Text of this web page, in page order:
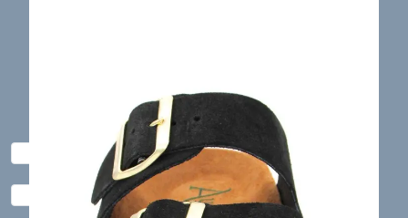
Acepto la política de alta en la newsletter
Zapaterías 54.
He leído y acepto la
política de privacidad
Zapaterías 54.